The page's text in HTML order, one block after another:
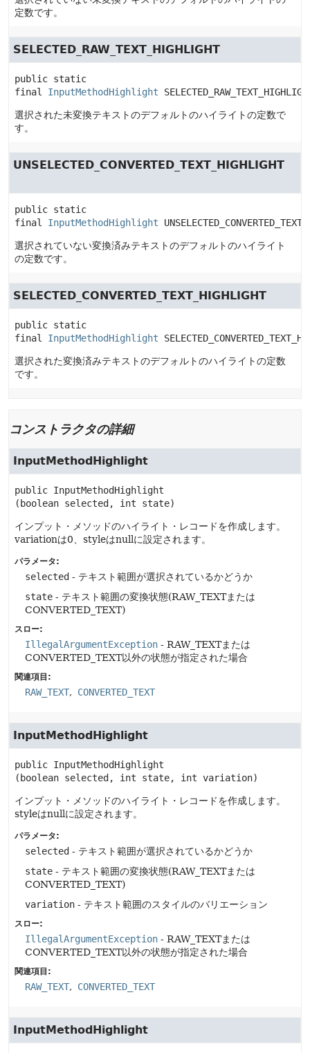
定数です。
SELECTED_RAW_TEXT_HIGHLIGHT
public static
final
InputMethodHighlight
選択された未変換テキストのデフォルトのハイライトの定数で
す。
UNSELECTED_CONVERTED_TEXT_HIGHLIGHT
public static
final
InputMethodHighlight
選択されていない変換済みテキストのデフォルトのハイライト
の定数です。
SELECTED_CONVERTED_TEXT_HIGHLIGHT
public static
final
InputMethodHighlight
選択された変換済みテキストのデフォルトのハイライトの定数
です。
コンストラクタの詳細
InputMethodHighlight
public InputMethodHighlight
(boolean selected, int state)
インプット・メソッドのハイライト・レコードを作成します。
variationは0、styleはnullに設定されます。
パラメータ:
selected - テキスト範囲が選択されているかどうか
state - テキスト範囲の変換状態(RAW_TEXTまたは
CONVERTED_TEXT)
スロー:
IllegalArgumentException - RAW_TEXTまたは
CONVERTED_TEXT以外の状態が指定された場合
関連項目:
RAW_TEXT CONVERTED_TEXT
InputMethodHighlight
public InputMethodHighlight
(boolean selected, int state, int variation)
インプット・メソッドのハイライト・レコードを作成します。
styleはnullに設定されます。
パラメータ:
selected - テキスト範囲が選択されているかどうか
state - テキスト範囲の変換状態(RAW_TEXTまたは
CONVERTED_TEXT)
variation - テキスト範囲のスタイルのバリエーション
スロー:
IllegalArgumentException - RAW_TEXTまたは
CONVERTED_TEXT以外の状態が指定された場合
関連項目:
RAW_TEXT CONVERTED_TEXT
InputMethodHighlight